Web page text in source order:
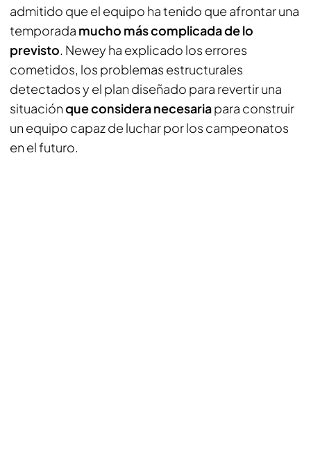
admitido que el equipo ha tenido que afrontar una
temporada mucho más complicada de lo
previsto. Newey ha explicado los errores
cometidos, los problemas estructurales
detectados y el plan diseñado para revertir una
situaciónque considera necesariapara construir
un equipo capaz de luchar por los campeonatos
en el futuro.